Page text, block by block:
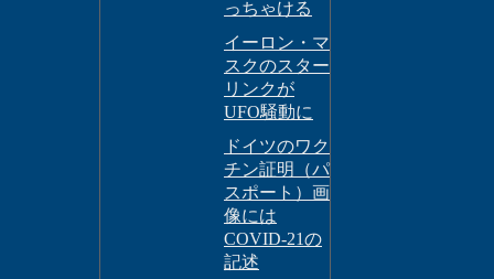
っちゃける
イーロン・マ
スクのスター
リンクが
UFO騒動に
ドイツのワク
チン証明（パ
スポート）画
像には
COVID-21の
記述